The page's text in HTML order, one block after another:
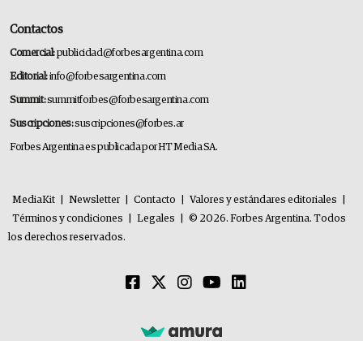
Contactos
Comercial:publicidad@forbesargentina.com
Editorial:info@forbesargentina.com
Summit:summitforbes@forbesargentina.com
Suscripciones:suscripciones@forbes.ar
Forbes Argentina es publicada por HT Media SA.
MediaKit Newsletter Contacto Valores y estándares editoriales
Términos y condiciones
Legales
© 2026. Forbes Argentina. Todos
los derechos reservados.